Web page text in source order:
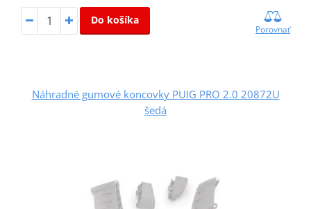
Do košíka
Porovnať
Náhradné gumové koncovky PUIG PRO 2.0 20872U
šedá